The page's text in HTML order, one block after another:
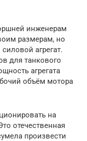
инженерам
размерам, но
агрегат.
для танкового
агрегата
объём мотора
на
отечественная
произвести